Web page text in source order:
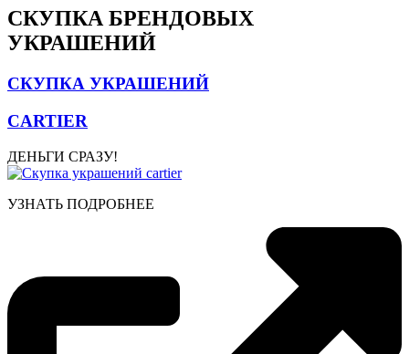
СКУПКА БРЕНДОВЫХ
УКРАШЕНИЙ
СКУПКА УКРАШЕНИЙ
CARTIER
ДЕНЬГИ СРАЗУ!
УЗНАТЬ ПОДРОБНЕЕ